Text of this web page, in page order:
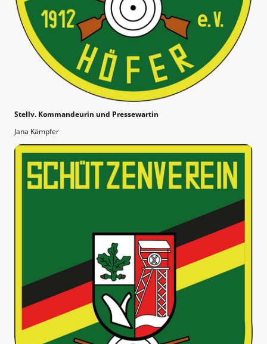
Stellv. Kommandeurin und Pressewartin
Jana Kämpfer